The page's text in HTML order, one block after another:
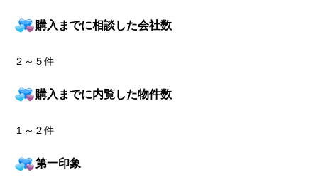
購入までに相談した会社数
２～５件
購入までに内覧した物件数
１～２件
第一印象